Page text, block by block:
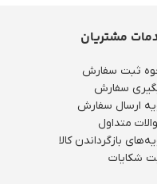
مشتریان
ثبت سفارش
سفارش
ارسال سفارش
متداول
بازگرداندن کالا
شکایات